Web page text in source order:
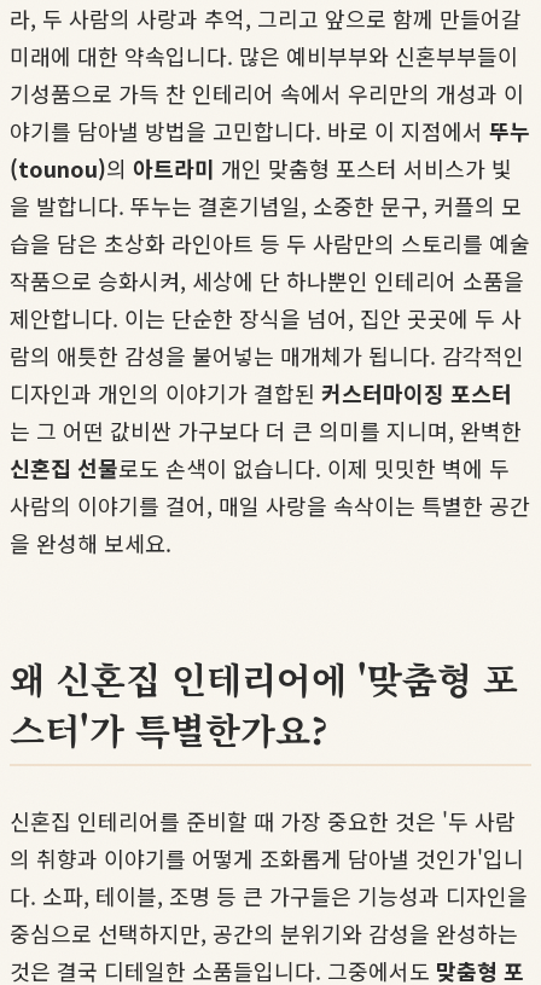
라, 두 사람의 사랑과 추억, 그리고 앞으로 함께 만들어갈
미래에 대한 약속입니다. 많은 예비부부와 신혼부부들이
기성품으로 가득 찬 인테리어 속에서 우리만의 개성과 이
야기를 담아낼 방법을 고민합니다. 바로 이 지점에서 뚜누
(tounou)의 아트라미 개인 맞춤형 포스터 서비스가 빛
을 발합니다. 뚜누는 결혼기념일, 소중한 문구, 커플의 모
습을 담은 초상화 라인아트 등 두 사람만의 스토리를 예술
작품으로 승화시켜, 세상에 단 하나뿐인 인테리어 소품을
제안합니다. 이는 단순한 장식을 넘어, 집안 곳곳에 두 사
람의 애틋한 감성을 불어넣는 매개체가 됩니다. 감각적인
디자인과 개인의 이야기가 결합된 커스터마이징 포스터
는 그 어떤 값비싼 가구보다 더 큰 의미를 지니며, 완벽한
신혼집 선물로도 손색이 없습니다. 이제 밋밋한 벽에 두
사람의 이야기를 걸어, 매일 사랑을 속삭이는 특별한 공간
을 완성해 보세요.
왜 신혼집 인테리어에 '맞춤형 포
스터'가 특별한가요?
신혼집 인테리어를 준비할 때 가장 중요한 것은 '두 사람
의 취향과 이야기를 어떻게 조화롭게 담아낼 것인가'입니
다. 소파, 테이블, 조명 등 큰 가구들은 기능성과 디자인을
중심으로 선택하지만, 공간의 분위기와 감성을 완성하는
것은 결국 디테일한 소품들입니다. 그중에서도 맞춤형 포